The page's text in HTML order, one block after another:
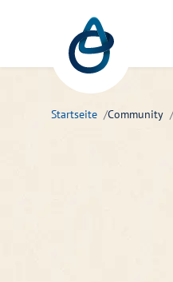
Zum Hauptinhalt springen
Startseite Community